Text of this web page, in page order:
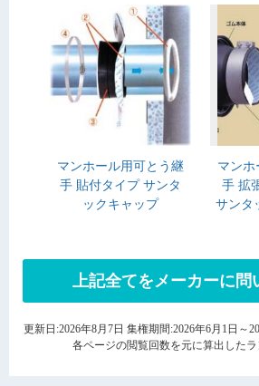
マンホール用可とう継
手 貼付タイプ サンタ
ックキャップ
マンホ
手 拡
サンタ
上記全てをメーカーに問
更新日:2026年8月7日 集権期間:2026年6月1日～
各ページの閲覧回数を元に算出したラ